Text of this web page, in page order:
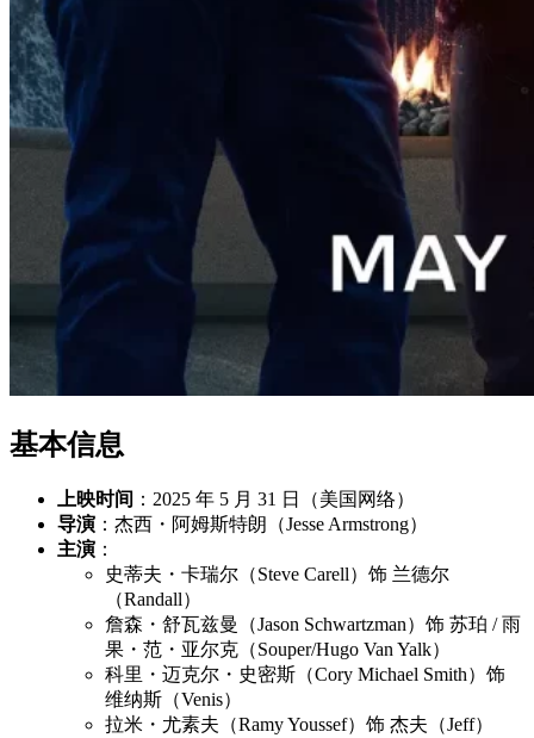
基本信息
上映时间 ：2025 年 5 月 31 日（美国网络）
导演 ：杰西・阿姆斯特朗（Jesse Armstrong）
主演 ：
史蒂夫・卡瑞尔（Steve Carell）饰 兰德尔
（Randall）
詹森・舒瓦兹曼（Jason Schwartzman）饰 苏珀 / 雨
果・范・亚尔克（Souper/Hugo Van Yalk）
科里・迈克尔・史密斯（Cory Michael Smith）饰
维纳斯（Venis）
拉米・尤素夫（Ramy Youssef）饰 杰夫（Jeff）